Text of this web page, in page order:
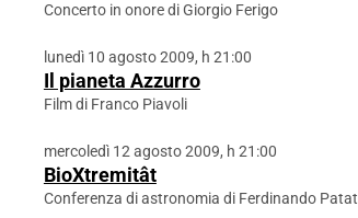
Concerto in onore di Giorgio Ferigo
lunedì 10 agosto 2009, h 21:00
Il pianeta Azzurro
Film di Franco Piavoli
mercoledì 12 agosto 2009, h 21:00
BioXtremitât
Conferenza di astronomia di Ferdinando Patat